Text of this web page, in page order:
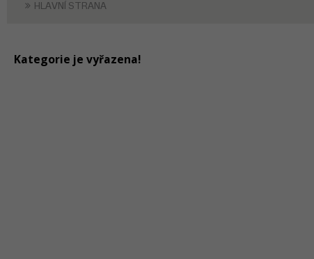
HLAVNÍ STRANA
Kategorie je vyřazena!